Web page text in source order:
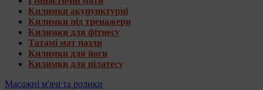
Килимки акупунктурні
Килимки під тренажери
Килимки для фітнесу
Татамі мат пазли
Килимки для йоги
Килимки для пілатесу
Масажні м'ячі та ролики